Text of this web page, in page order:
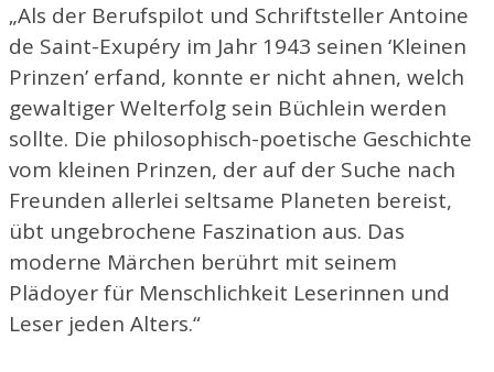
„Als der Berufspilot und Schriftsteller Antoine
de Saint-Exupéry im Jahr 1943 seinen ‘Kleinen
Prinzen’ erfand, konnte er nicht ahnen, welch
gewaltiger Welterfolg sein Büchlein werden
sollte. Die philosophisch-poetische Geschichte
vom kleinen Prinzen, der auf der Suche nach
Freunden allerlei seltsame Planeten bereist,
übt ungebrochene Faszination aus. Das
moderne Märchen berührt mit seinem
Plädoyer für Menschlichkeit Leserinnen und
Leser jeden Alters.“